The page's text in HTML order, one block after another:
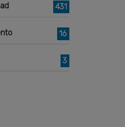
431
16
3